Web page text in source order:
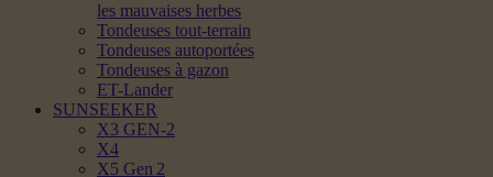
les mauvaises herbes
Tondeuses tout-terrain
Tondeuses autoportées
Tondeuses à gazon
ET-Lander
SUNSEEKER
X3 GEN-2
X4
X5 Gen 2